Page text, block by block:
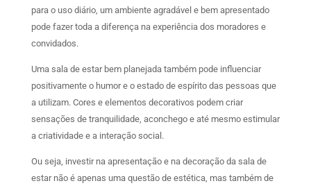
para o uso diário, um ambiente agradável e bem apresentado
pode fazer toda a diferença na experiência dos moradores e
convidados.
Uma sala de estar bem planejada também pode influenciar
positivamente o humor e o estado de espírito das pessoas que
a utilizam. Cores e elementos decorativos podem criar
sensações de tranquilidade, aconchego e até mesmo estimular
a criatividade e a interação social.
Ou seja, investir na apresentação e na decoração da sala de
estar não é apenas uma questão de estética, mas também de